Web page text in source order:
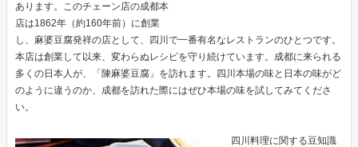
あります。このチェーン店の成都本
店は1862年（約160年前）に創業
し、麻婆豆腐発祥の店として、四川で一番有名なレストランのひとつです。
本店は創業して以来、変わらぬレシピを守り続けています。成都に来られる
多くの日本人が、「陳麻婆豆腐」を訪れます。四川本場の味と日本の味がど
のように違うのか、成都を訪れた際にはぜひ本場の味を試してみてくださ
い。
四川料理に関する豆知識